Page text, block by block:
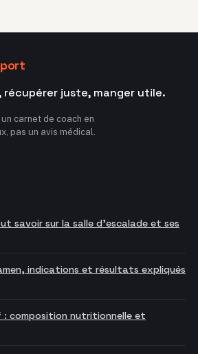
récupérer juste, manger utile.
carnet de coach en
pas un avis médical.
savoir sur la salle d'escalade et ses
indications et résultats expliqués
composition nutritionnelle et